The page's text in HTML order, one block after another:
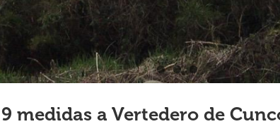
medidas a Vertedero de